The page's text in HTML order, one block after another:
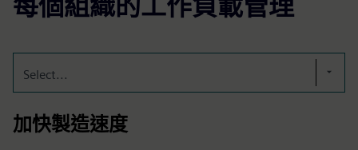
Select...
加快製造速度